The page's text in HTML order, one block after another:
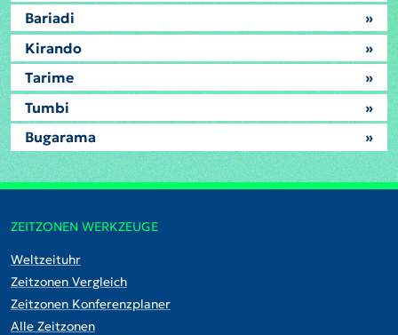
Bariadi
»
Kirando
»
Tarime
»
Tumbi
»
Bugarama
»
ZEITZONEN WERKZEUGE
Weltzeituhr
Zeitzonen Vergleich
Zeitzonen Konferenzplaner
Alle Zeitzonen